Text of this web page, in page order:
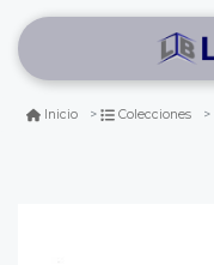
Inicio Colecciones